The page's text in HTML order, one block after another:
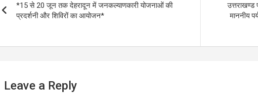
navigation
*15 से 20 जून तक देहरादून में जनकल्याणकारी योजनाओं की
प्रदर्शनी और शिविरों का आयोजन*
उत्तराखण्ड
माननीय
Leave a Reply